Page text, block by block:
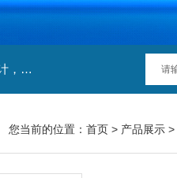
主营产品：实验室检测设备，离心机，食品安全检测设备，水质分析，紫外可见分光光度计，液氮罐，万分之一天平，离心机生物实验室工程，移液器
您当前的位置： 首页 > 产品展示 >